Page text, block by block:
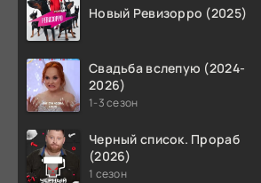
Новый Ревизорро (2025)
Свадьба вслепую (2024-
2026)
1-3 сезон
Черный список. Прораб
(2026)
1 сезон